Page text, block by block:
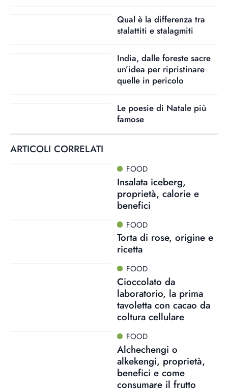
Qual è la differenza tra
stalattiti e stalagmiti
India, dalle foreste sacre
un’idea per ripristinare
quelle in pericolo
Le poesie di Natale più
famose
ARTICOLI CORRELATI
FOOD
Insalata iceberg,
proprietà, calorie e
benefici
FOOD
Torta di rose, origine e
ricetta
FOOD
Cioccolato da
laboratorio, la prima
tavoletta con cacao da
coltura cellulare
FOOD
Alchechengi o
alkekengi, proprietà,
benefici e come
consumare il frutto